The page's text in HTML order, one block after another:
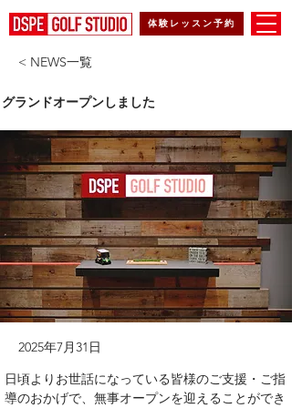
体験レッスン予約
< NEWS一覧
グランドオープンしました
2025年7月31日
日頃よりお世話になっている皆様のご支援・ご指
導のおかげで、無事オープンを迎えることができ